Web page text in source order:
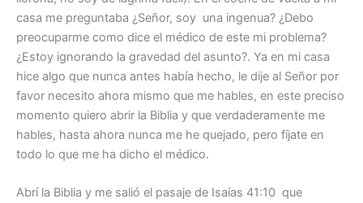
casa me preguntaba ¿Señor, soy una ingenua? ¿Debo
preocuparme como dice el médico de este mi problema?
¿Estoy ignorando la gravedad del asunto?. Ya en mi casa
hice algo que nunca antes había hecho, le dije al Señor por
favor necesito ahora mismo que me hables, en este preciso
momento quiero abrir la Biblia y que verdaderamente me
hables, hasta ahora nunca me he quejado, pero fíjate en
todo lo que me ha dicho el médico.
Abrí la Biblia y me salió el pasaje de Isaías 41:10 que